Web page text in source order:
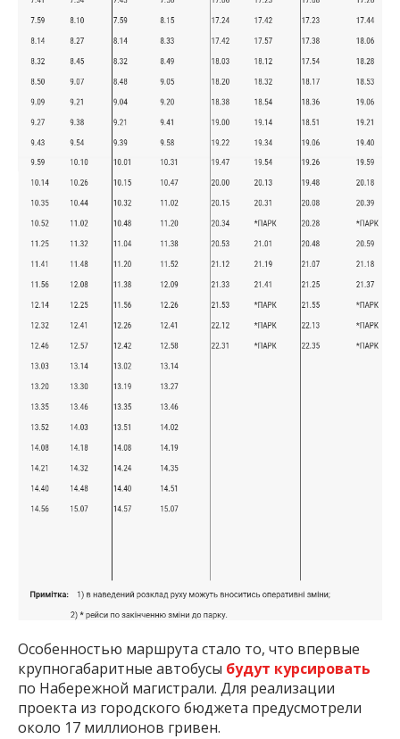
Особенностью маршрута стало то, что впервые
крупногабаритные автобусы будут курсировать
по Набережной магистрали. Для реализации
проекта из городского бюджета предусмотрели
около 17 миллионов гривен.